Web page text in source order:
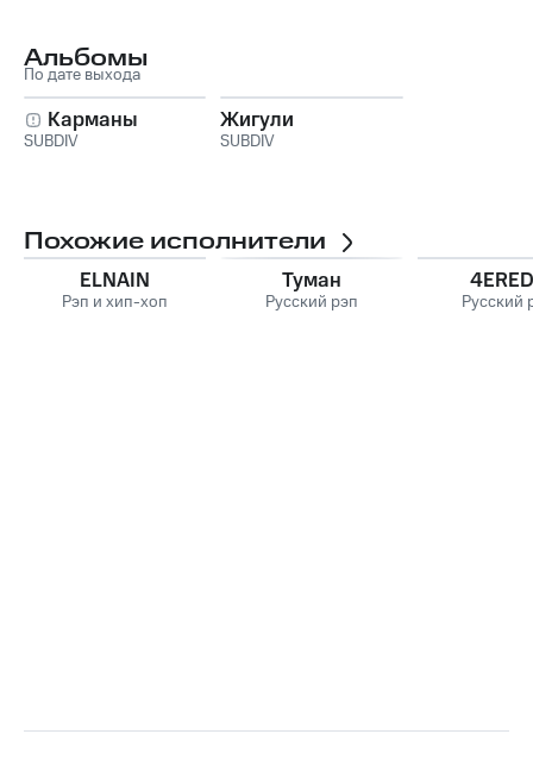
Альбомы
По дате выхода
Карманы
SUBDIV
Жигули
SUBDIV
Похожие исполнители
ELNAIN
Рэп и хип-хоп
Туман
Русский рэп Русский